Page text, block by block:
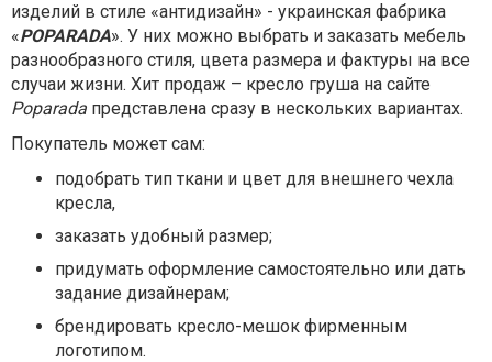
изделий в стиле «антидизайн» - украинская фабрика
«POPARADA». У них можно выбрать и заказать мебель
разнообразного стиля, цвета размера и фактуры на все
случаи жизни. Хит продаж – кресло груша на сайте
Poparada представлена сразу в нескольких вариантах.
Покупатель может сам:
подобрать тип ткани и цвет для внешнего чехла
кресла,
заказать удобный размер;
придумать оформление самостоятельно или дать
задание дизайнерам;
брендировать кресло-мешок фирменным
логотипом.